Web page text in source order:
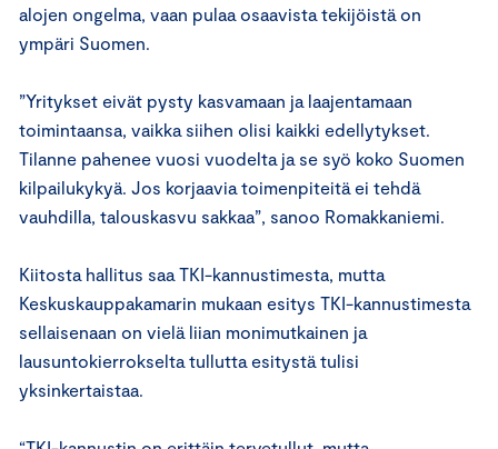
alojen ongelma, vaan pulaa osaavista tekijöistä on
ympäri Suomen.
”Yritykset eivät pysty kasvamaan ja laajentamaan
toimintaansa, vaikka siihen olisi kaikki edellytykset.
Tilanne pahenee vuosi vuodelta ja se syö koko Suomen
kilpailukykyä. Jos korjaavia toimenpiteitä ei tehdä
vauhdilla, talouskasvu sakkaa”, sanoo Romakkaniemi.
Kiitosta hallitus saa TKI-kannustimesta, mutta
Keskuskauppakamarin mukaan esitys TKI-kannustimesta
sellaisenaan on vielä liian monimutkainen ja
lausuntokierrokselta tullutta esitystä tulisi
yksinkertaistaa.